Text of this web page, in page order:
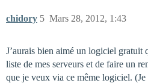
chidory Mars 28, 2012, 1:43
5
J’aurais bien aimé un logiciel gratuit
liste de mes serveurs et de faire un
que je veux via ce même logiciel. (Je